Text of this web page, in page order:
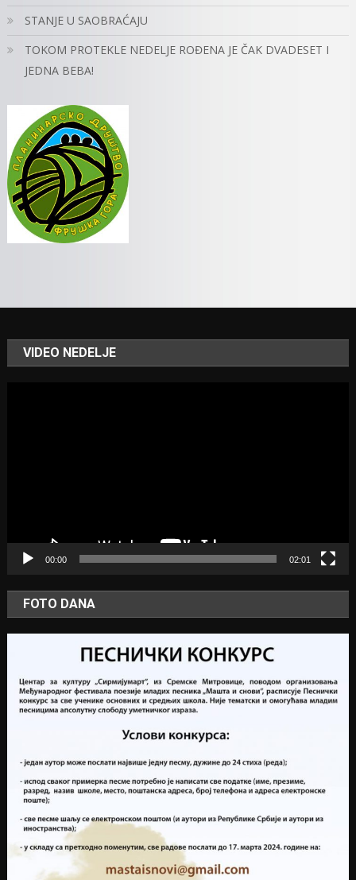
STANJE U SAOBRAĆAJU
TOKOM PROTEKLE NEDELJE ROĐENA JE ČAK DVADESET I
JEDNA BEBA!
VIDEO NEDELJE
00:00 02:01
FOTO DANA